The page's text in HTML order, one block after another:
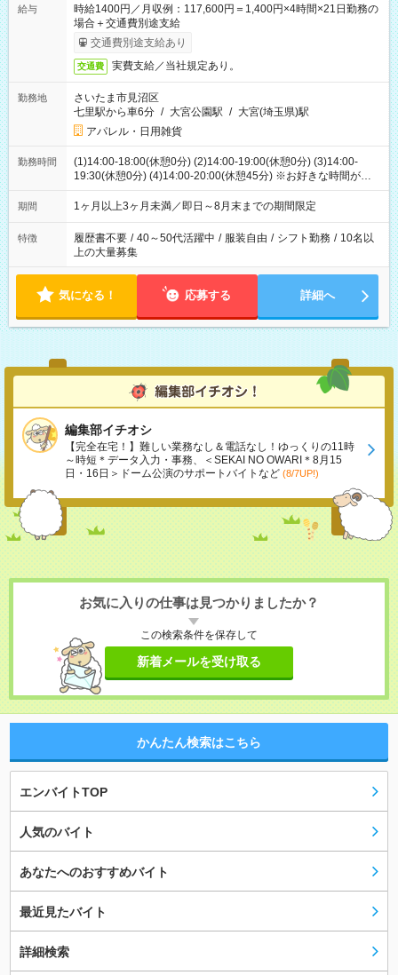
給与
時給1400円／月収例：117,600円＝1,400円×4時間×21日勤務の
場合＋交通費別途支給
交通費別途支給あり
交通費 実費支給／当社規定あり。
勤務地
さいたま市見沼区
七里駅から車6分 / 大宮公園駅 / 大宮(埼玉県)駅
アパレル・日用雑貨
勤務時間
(1)14:00-18:00(休憩0分) (2)14:00-19:00(休憩0分) (3)14:00-
19:30(休憩0分) (4)14:00-20:00(休憩45分) ※お好きな時間が選べ
ます
期間 1ヶ月以上3ヶ月未満／即日～8月末までの期間限定
特徴 履歴書不要 / 40～50代活躍中 / 服装自由 / シフト勤務 / 10名以
上の大量募集
気になる！ 応募する 詳細へ
編集部イチオシ
【完全在宅！】難しい業務なし＆電話なし！ゆっくりの11時
～時短＊データ入力・事務、＜SEKAI NO OWARI＊8月15
日・16日＞ドーム公演のサポートバイトなど (8/7UP!)
お気に入りの仕事は見つかりましたか？
この検索条件を保存して
新着メールを受け取る
かんたん検索はこちら
エンバイトTOP
人気のバイト
あなたへのおすすめバイト
最近見たバイト
詳細検索